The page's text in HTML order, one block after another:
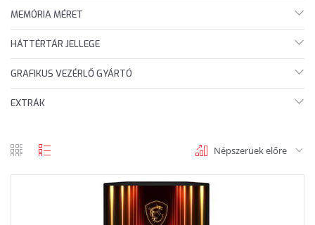
MEMÓRIA MÉRET
HÁTTÉRTÁR JELLEGE
GRAFIKUS VEZÉRLŐ GYÁRTÓ
EXTRÁK
Népszerüek előre